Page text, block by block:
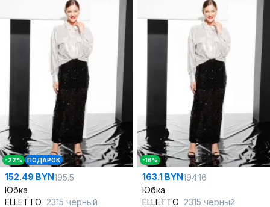
-22% ПОДАРОК
152.49 BYN195.5
Юбка
ELLETTO 2315 черный
-16%
163.1 BYN194.16
Юбка
ELLETTO 2315 черный